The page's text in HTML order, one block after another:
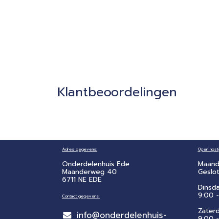
Klantbeoordelingen
Adres gegevens:
Onderdelenhuis Ede
Maanderweg 40
6711 NE EDE
Contact gegevens:
info@onderdelenhuis-
9:00